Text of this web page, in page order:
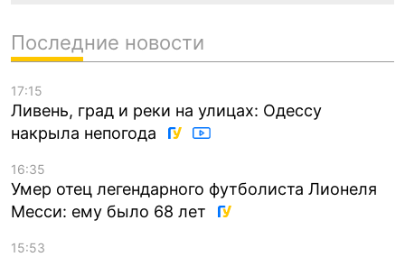
Последние новости
17:15
Ливень, град и реки на улицах: Одессу
накрыла непогода
16:35
Умер отец легендарного футболиста Лионеля
Месси: ему было 68 лет
15:53